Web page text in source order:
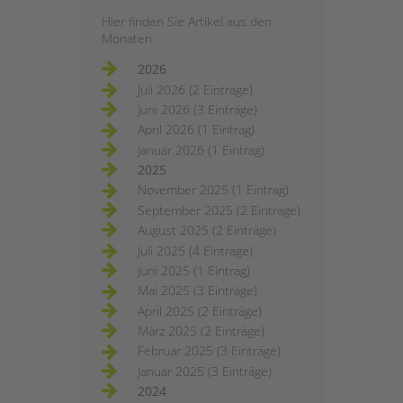
Hier finden Sie Artikel aus den
Monaten
2026
Juli 2026 (2 Einträge)
Juni 2026 (3 Einträge)
April 2026 (1 Eintrag)
Januar 2026 (1 Eintrag)
2025
November 2025 (1 Eintrag)
September 2025 (2 Einträge)
August 2025 (2 Einträge)
Juli 2025 (4 Einträge)
Juni 2025 (1 Eintrag)
Mai 2025 (3 Einträge)
April 2025 (2 Einträge)
März 2025 (2 Einträge)
Februar 2025 (3 Einträge)
Januar 2025 (3 Einträge)
2024